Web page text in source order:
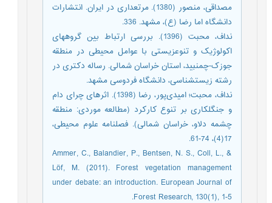
مصداقی، منصور (1380). مرتعداری در ایران. انتشارات
دانشگاه اما رضا (ع)، مشهد. 336.
نداف، محبت (1396). بررسی ارتباط بین گروه‎های
اکولوژیک و تنوع‎زیستی با عوامل محیطی در منطقه
جوزک-چمن‎بید، استان خراسان شمالی. رساله دکتری در
رشته زیست‎شناسی، دانشگاه فردوسی مشهد.
نداف، محبت؛ امیدی‌پور، رضا (1398). اثرهای چرای دام
و جنگل‎کاری بر تنوع کارکرد (مطالعه موردی: منطقه
چشمه دلاو، خراسان شمالی). فصلنامه علوم محیطی،
17(4)، 74-61.
Ammer, C., Balandier, P., Bentsen, N. S., Coll, L., &
Löf, M. (2011). Forest vegetation management
under debate: an introduction. European Journal of
Forest Research, 130(1), 1-5.